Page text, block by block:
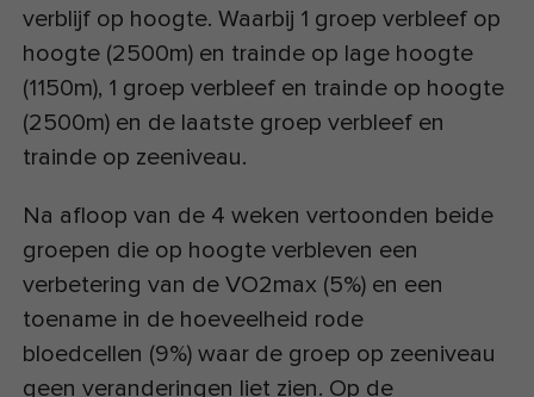
verblijf op hoogte. Waarbij 1 groep verbleef op
hoogte (2500m) en trainde op lage hoogte
(1150m), 1 groep verbleef en trainde op hoogte
(2500m) en de laatste groep verbleef en
trainde op zeeniveau.
Na afloop van de 4 weken vertoonden beide
groepen die op hoogte verbleven een
verbetering van de VO2max (5%) en een
toename in de hoeveelheid rode
bloedcellen (9%) waar de groep op zeeniveau
geen veranderingen liet zien. Op de